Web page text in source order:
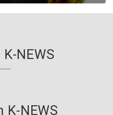
NEWS
K-NEWS